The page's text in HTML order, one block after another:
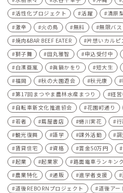
活性化プロジェクト
活躍 清原
激辛
火の鳥 無料 無限バス
焼肉&BAR BEEF EATER
片想いカルピ
獅子舞
田丸雅智 申込受付中
白濱亜嵐
眞鍋かをり 短大生
福岡
秋の大園遊会 秋元康
第17回まつやま農林水産まつり
経営
自転車新文化推進協会
花園町通り
若者
蔦屋書店 蜷川実花
観光復興
語学 課外活動 調
賃貸住宅
資格 賞金50万円
起業
起業家 路面電車ランキン
農業特化
通販 進学者支援
道後REBORNプロジェクト
道後アー